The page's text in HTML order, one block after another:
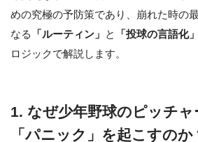
めの究極の予防策であり、崩れた時の
なる
「ルーティン」 と 「投球の言語化」
ロジックで解説します。
1. なぜ少年野球のピッチ
「パニック」を起こすのか